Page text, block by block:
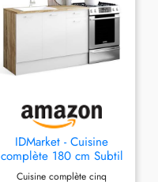
IDMarket - Cuisine
complète 180 cm Subtil
avec Plan de Travail
Cuisine complète cinq